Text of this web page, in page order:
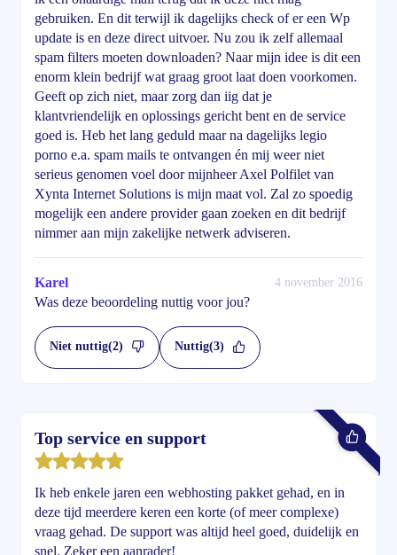
gebruiken. En dit terwijl ik dagelijks check of er een Wp
update is en deze direct uitvoer. Nu zou ik zelf allemaal
spam filters moeten downloaden? Naar mijn idee is dit een
enorm klein bedrijf wat graag groot laat doen voorkomen.
Geeft op zich niet, maar zorg dan iig dat je
klantvriendelijk en oplossings gericht bent en de service
goed is. Heb het lang geduld maar na dagelijks legio
porno e.a. spam mails te ontvangen én mij weer niet
serieus genomen voel door mijnheer Axel Polfilet van
Xynta Internet Solutions is mijn maat vol. Zal zo spoedig
mogelijk een andere provider gaan zoeken en dit bedrijf
nimmer aan mijn zakelijke netwerk adviseren.
Karel 4 november 2016
Was deze beoordeling nuttig voor jou?
Niet nuttig(2) Nuttig(3)
Top service en support
Ik heb enkele jaren een webhosting pakket gehad, en in
deze tijd meerdere keren een korte (of meer complexe)
vraag gehad. De support was altijd heel goed, duidelijk en
snel. Zeker een aanrader!